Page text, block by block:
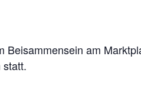
Beisammensein am
statt.